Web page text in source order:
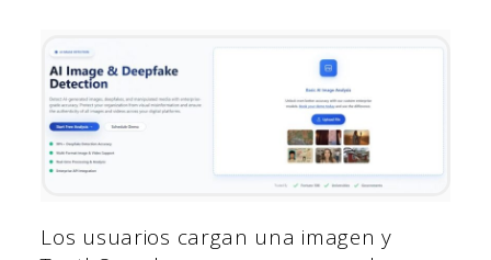
Los usuarios cargan una imagen y